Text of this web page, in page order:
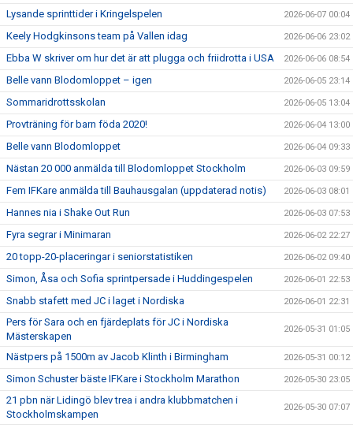
Lysande sprinttider i Kringelspelen 2026-06-07 00:04
Keely Hodgkinsons team på Vallen idag 2026-06-06 23:02
Ebba W skriver om hur det är att plugga och friidrotta i USA 2026-06-06 08:54
Belle vann Blodomloppet – igen 2026-06-05 23:14
Sommaridrottsskolan 2026-06-05 13:04
Provträning för barn föda 2020! 2026-06-04 13:00
Belle vann Blodomloppet 2026-06-04 09:33
Nästan 20 000 anmälda till Blodomloppet Stockholm 2026-06-03 09:59
Fem IFKare anmälda till Bauhausgalan (uppdaterad notis) 2026-06-03 08:01
Hannes nia i Shake Out Run 2026-06-03 07:53
Fyra segrar i Minimaran 2026-06-02 22:27
20 topp-20-placeringar i seniorstatistiken 2026-06-02 09:40
Simon, Åsa och Sofia sprintpersade i Huddingespelen 2026-06-01 22:53
Snabb stafett med JC i laget i Nordiska 2026-06-01 22:31
Pers för Sara och en fjärdeplats för JC i Nordiska
Mästerskapen
2026-05-31 01:05
Nästpers på 1500m av Jacob Klinth i Birmingham 2026-05-31 00:12
Simon Schuster bäste IFKare i Stockholm Marathon 2026-05-30 23:05
21 pbn när Lidingö blev trea i andra klubbmatchen i
Stockholmskampen
2026-05-30 07:07